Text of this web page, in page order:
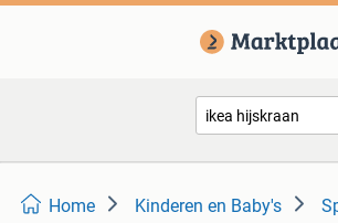
Home Kinderen en Baby's